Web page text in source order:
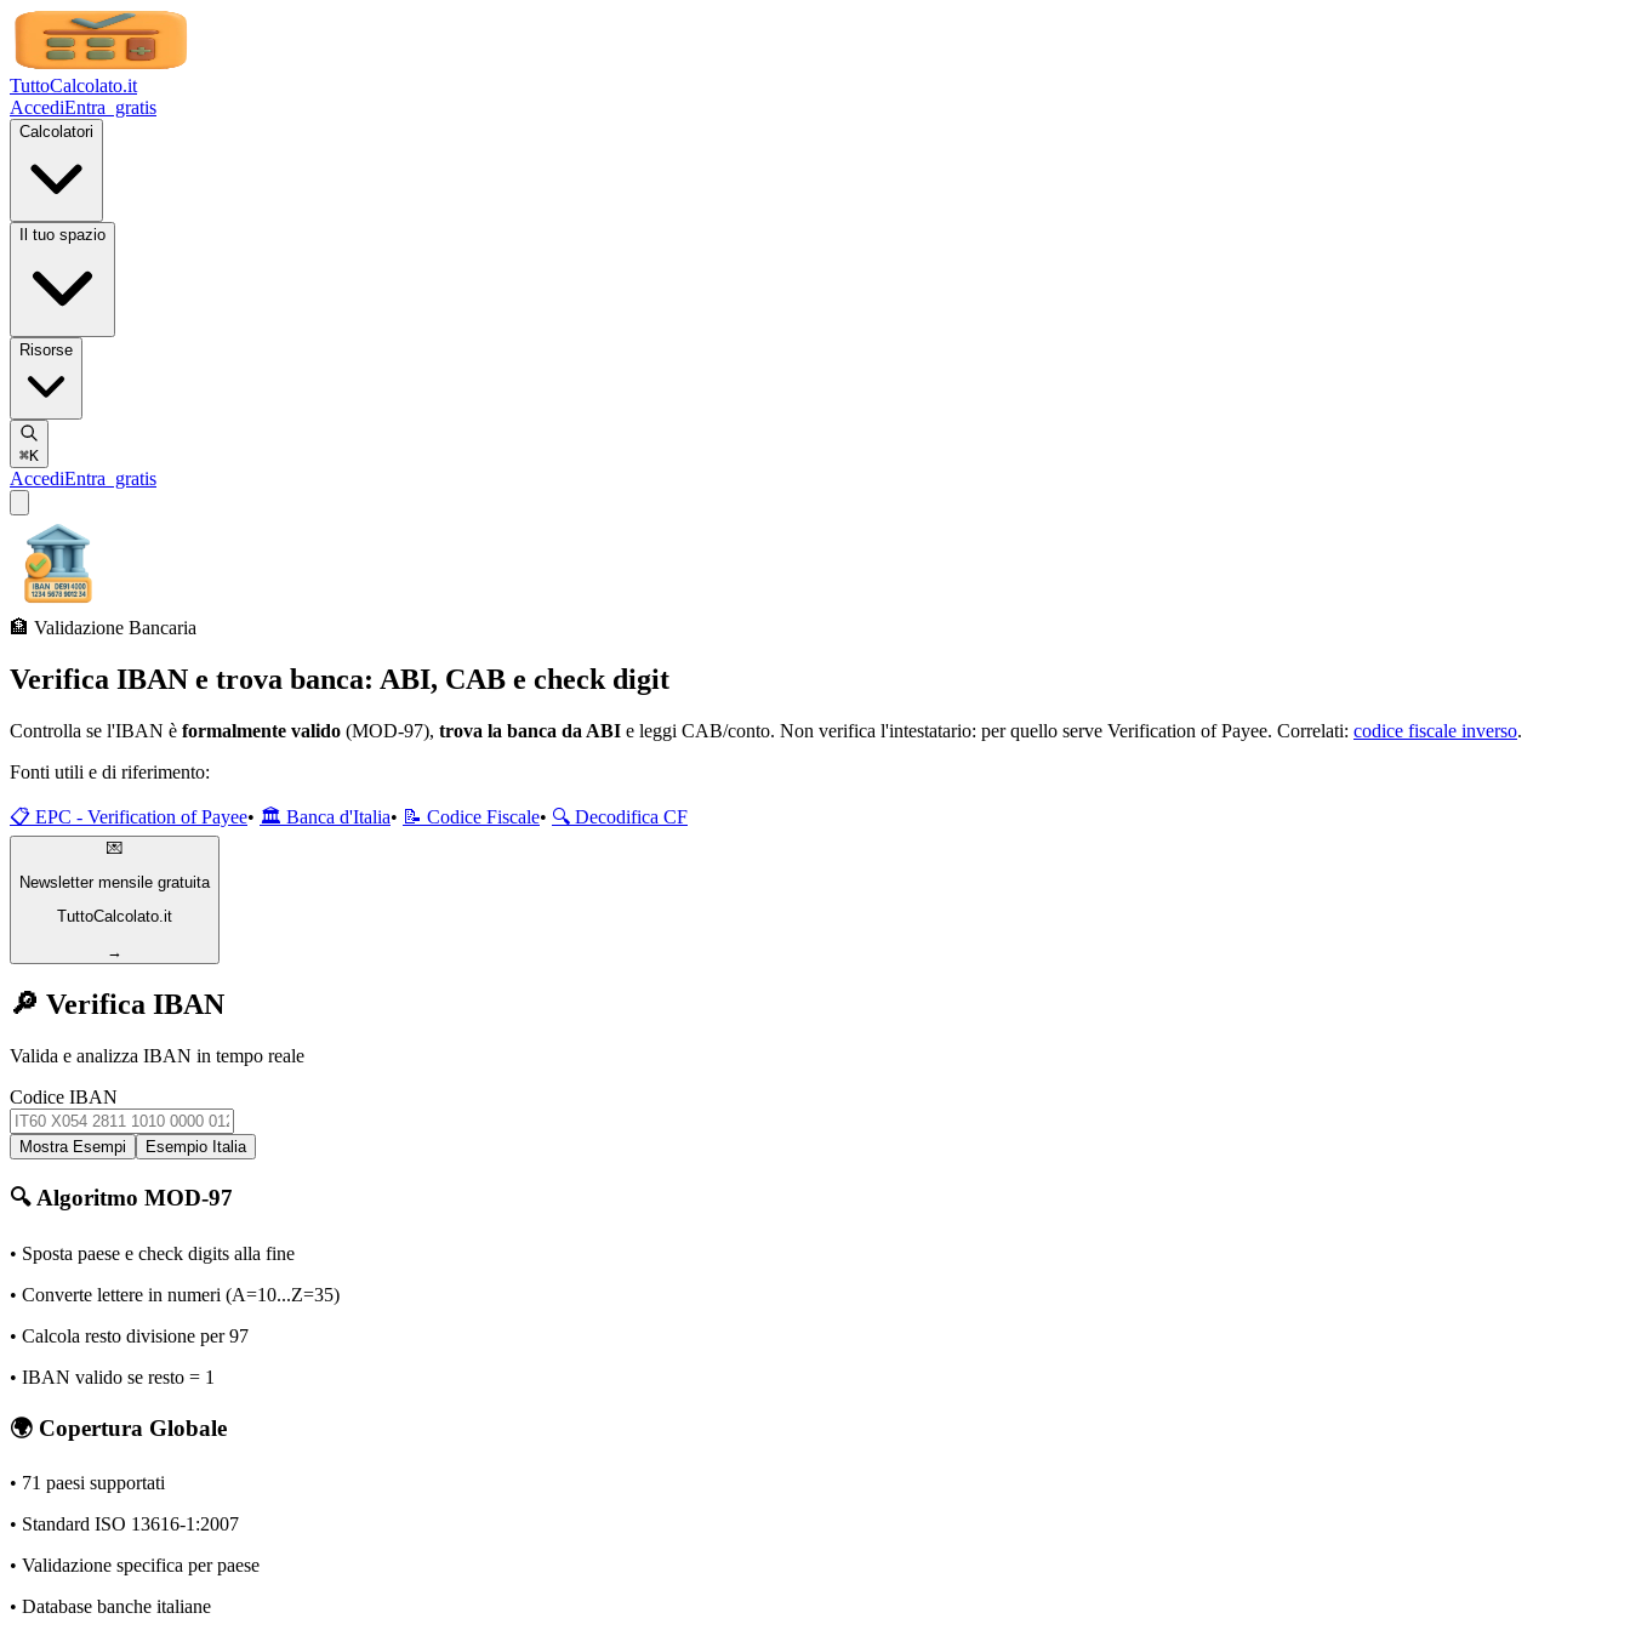
TuttoCalcolato.it
AccediEntra gratis
Calcolatori
Il tuo spazio
Risorse
⌘K
AccediEntra gratis
🏦 Validazione Bancaria
Verifica IBAN e trova banca: ABI, CAB e check digit
Controlla se l'IBAN è formalmente valido (MOD-97), trova la banca da ABI e leggi CAB/conto. Non verifica l'intestatario: per quello serve Verification of Payee. Correlati: codice fiscale inverso.
Fonti utili e di riferimento:
📋 EPC - Verification of Payee• 🏛️ Banca d'Italia• 📝 Codice Fiscale• 🔍 Decodifica CF
💌
Newsletter mensile gratuita
TuttoCalcolato.it
→
🔎 Verifica IBAN
Valida e analizza IBAN in tempo reale
Codice IBAN
Mostra Esempi Esempio Italia
🔍 Algoritmo MOD-97
• Sposta paese e check digits alla fine
• Converte lettere in numeri (A=10...Z=35)
• Calcola resto divisione per 97
• IBAN valido se resto = 1
🌍 Copertura Globale
• 71 paesi supportati
• Standard ISO 13616-1:2007
• Validazione specifica per paese
• Database banche italiane